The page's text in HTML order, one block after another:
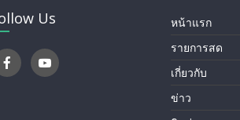
Us
หน้าแรก
รายการสด
เกี่ยวกับ
ข่าว